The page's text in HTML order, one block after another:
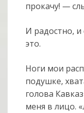
прокачу! —
И радостно, и
это.
Ноги мои
подушке,
голова
меня в лицо.